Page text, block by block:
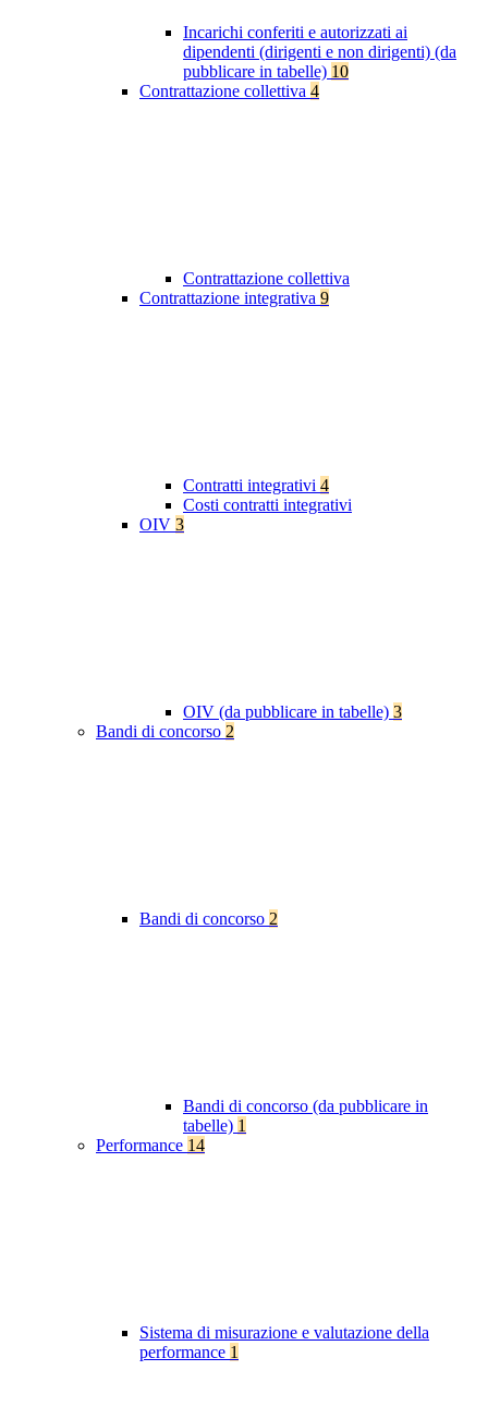
Incarichi conferiti e autorizzati ai
dipendenti (dirigenti e non dirigenti) (da
pubblicare in tabelle) 10
Contrattazione collettiva 4
Contrattazione collettiva
Contrattazione integrativa 9
Contratti integrativi 4
Costi contratti integrativi
OIV 3
OIV (da pubblicare in tabelle) 3
Bandi di concorso 2
Bandi di concorso 2
Bandi di concorso (da pubblicare in
tabelle) 1
Performance 14
Sistema di misurazione e valutazione della
performance 1